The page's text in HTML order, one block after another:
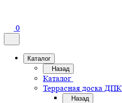
0
Каталог
Назад
Каталог
Террасная доска ДПК
Назад